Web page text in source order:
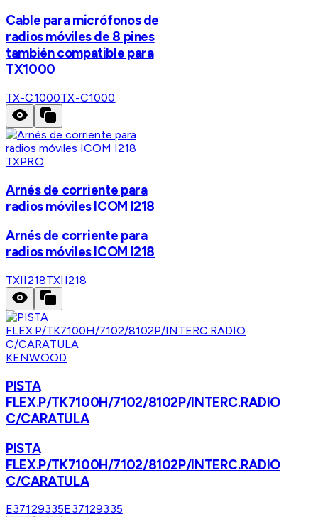
Cable para micrófonos de
radios móviles de 8 pines
también compatible para
TX1000
TX-C1000TX-C1000
TXPRO
Arnés de corriente para
radios móviles ICOM I218
Arnés de corriente para
radios móviles ICOM I218
TXII218TXII218
KENWOOD
PISTA
FLEX.P/TK7100H/7102/8102P/INTERC.RADIO
C/CARATULA
PISTA
FLEX.P/TK7100H/7102/8102P/INTERC.RADIO
C/CARATULA
E37129335E37129335